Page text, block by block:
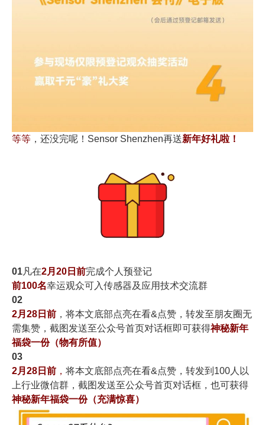
等等 ，还没完呢！Sensor Shenzhen再送新年好礼啦！
01凡在2月20日前完成个人预登记
前100名幸运观众可入传感器及应用技术交流群
02
2月28日前 ，将本文底部点亮在看&点赞，转发至朋友圈无
需集赞，截图发送至公众号首页对话框即可获得神秘新年
福袋一份（物有所值）
03
2月28日前 ， 将本文底部点亮在看&点赞，转发到100人以
上行业微信群，截图发送至公众号首页对话框，也可获得
神秘新年福袋一份（充满惊喜）